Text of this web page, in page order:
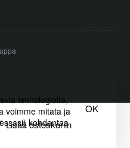
teknologioita,
voimme mitata ja
kohdentaa
OK
Lisää ostoskoriin